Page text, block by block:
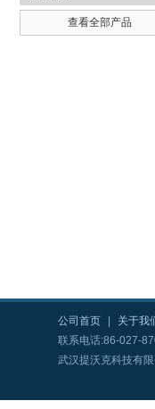
查看全部产品
公司首页 关于我
联系电话:86-027-
武汉提沃克科技有限